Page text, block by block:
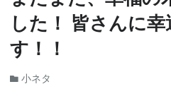
した！ 皆さんに
す！！
小ネタ